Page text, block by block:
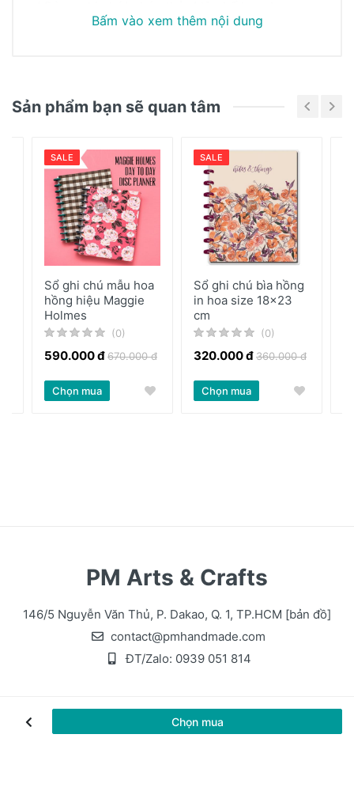
√ Kích thước sổ 11 x 17 cm
thể tháo ra để bỏ/thêm giấy vào
Bấm vào xem thêm nội dung
Chưa có bài đánh giá nào
Sản phẩm bạn sẽ quan tâm
SALE
Sổ ghi chú mẫu hoa
hồng hiệu Maggie
Holmes
(0)
590.000 đ670.000 đ
Chọn mua
SALE
Sổ ghi chú bìa hồng
in hoa size 18x23
cm
(0)
320.000 đ360.000 đ
Chọn mua
Chọn mua
PM Arts & Crafts
146/5 Nguyễn Văn Thủ, P. Dakao, Q. 1, TP.HCM [bản đồ]
contact@pmhandmade.com
ĐT/Zalo: 0939 051 814